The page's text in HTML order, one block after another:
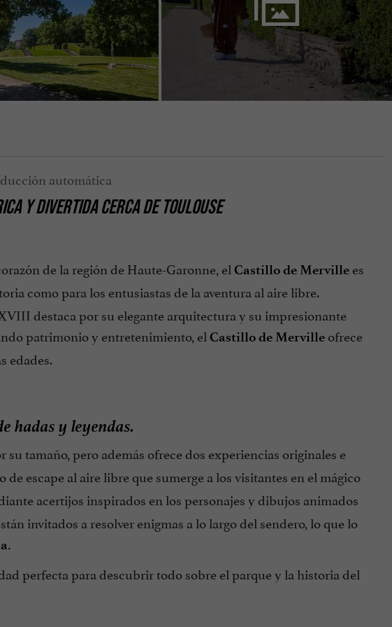
Y DIVERTIDA CERCA DE TOULOUSE
de la región de Haute-Garonne, el Castillo de Mervillees
como para los entusiastas de la aventura al aire libre.
destaca por su elegante arquitectura y su impresionante
patrimonio y entretenimiento, el Castillo de Mervilleofrece
edades.
hadas y leyendas.
tamaño, pero además ofrece dos experiencias originales e
de escape al aire libre que sumerge a los visitantes en el mágico
acertijos inspirados en los personajes y dibujos animados
invitados a resolver enigmas a lo largo del sendero, lo que lo
perfecta para descubrir todo sobre el parque y la historia del